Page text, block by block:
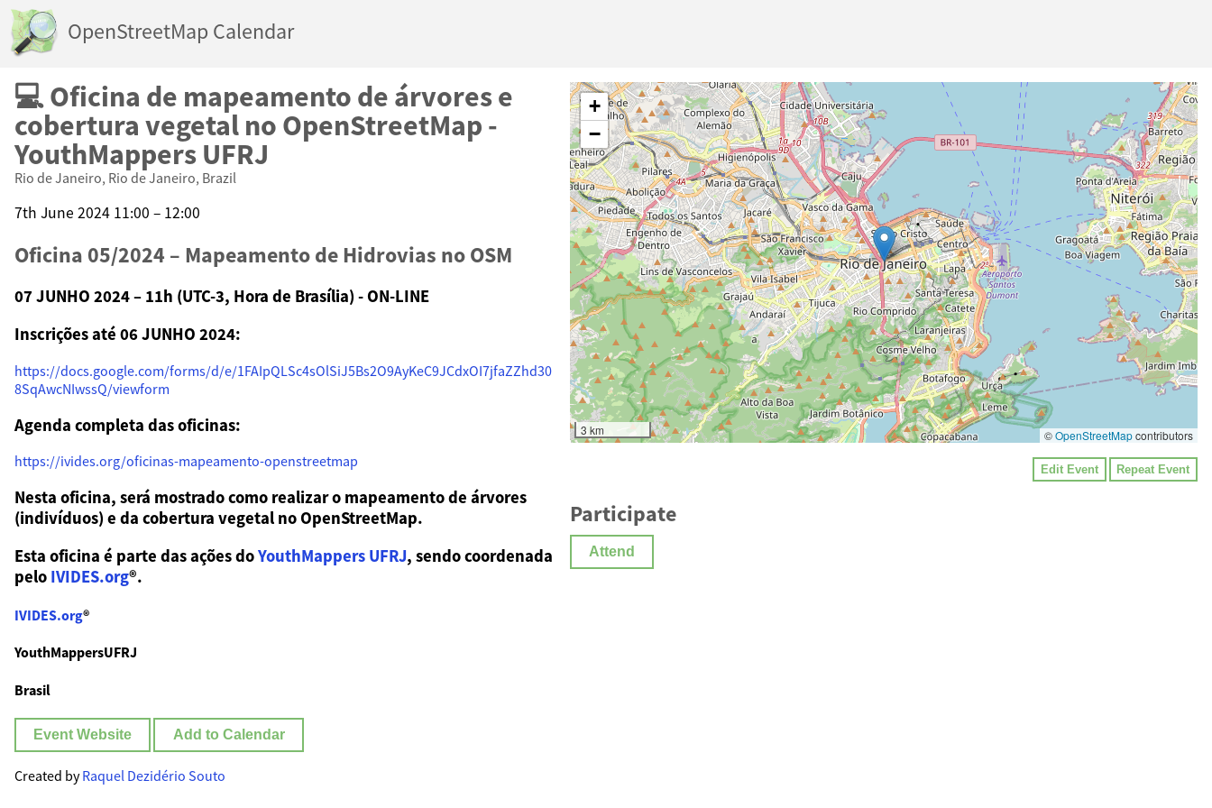
OpenStreetMap Calendar
💻 Oficina de mapeamento de árvores e
cobertura vegetal no OpenStreetMap -
YouthMappers UFRJ
Rio de Janeiro, Rio de Janeiro, Brazil
7th June 2024 11:00 – 12:00
Oficina 05/2024 – Mapeamento de Hidrovias no OSM
07 JUNHO 2024 – 11h (UTC-3, Hora de Brasília) - ON-LINE
Inscrições até 06 JUNHO 2024:
https://docs.google.com/forms/d/e/1FAIpQLSc4sOlSiJ5Bs2O9AyKeC9JCdxOI7jfaZZhd30
8SqAwcNIwssQ/viewform
Agenda completa das oficinas:
https://ivides.org/oficinas-mapeamento-openstreetmap
Nesta oficina, será mostrado como realizar o mapeamento de árvores
(indivíduos) e da cobertura vegetal no OpenStreetMap.
Esta oficina é parte das ações doYouthMappers UFRJ, sendo coordenada
pelo IVIDES.org®.
IVIDES.org®
YouthMappersUFRJ
Brasil
Event Website Add to Calendar
+
−
3 km ©OpenStreetMapcontributors
Edit Event Repeat Event
Participate
Attend
Created byRaquel Dezidério Souto